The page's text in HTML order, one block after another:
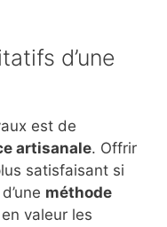
d’une
est de
artisanale. Offrir
satisfaisant si
méthode
valeur les